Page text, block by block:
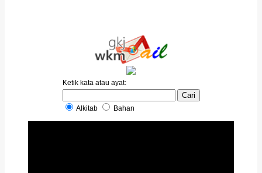
Ketik kata atau ayat:
Alkitab Bahan